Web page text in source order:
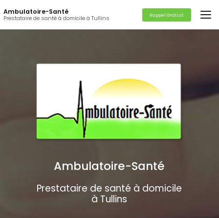
au
contenu
principal
Ambulatoire-Santé
Prestataire de santé à domicile à Tullins Rappel Gratuit
Ambulatoire-Santé
Prestataire de santé à domicile
à Tullins